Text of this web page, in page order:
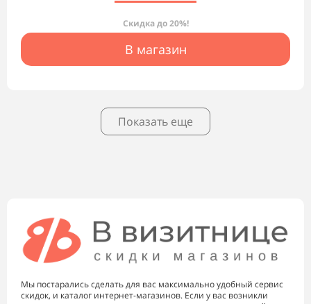
Скидка до 20%!
В магазин
Показать еще
Мы постарались сделать для вас максимально удобный сервис
скидок, и каталог интернет-магазинов. Если у вас возникли